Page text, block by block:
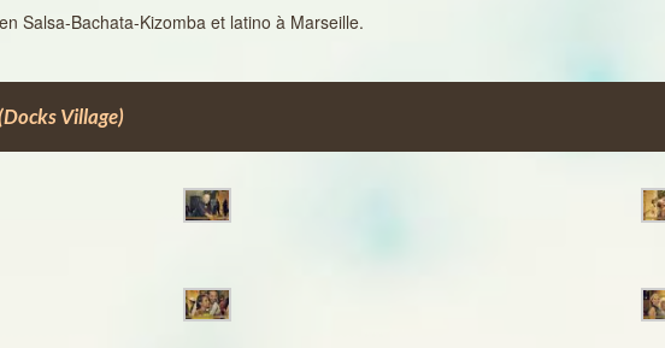
Salsa-Bachata-Kizomba et latino à Marseille.
Village)